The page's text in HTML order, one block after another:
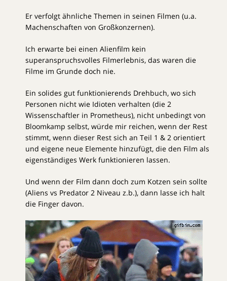
Er verfolgt ähnliche Themen in seinen Filmen (u.a.
Machenschaften von Großkonzernen).
Ich erwarte bei einen Alienfilm kein
superanspruchsvolles Filmerlebnis, das waren die
Filme im Grunde doch nie.
Ein solides gut funktionierends Drehbuch, wo sich
Personen nicht wie Idioten verhalten (die 2
Wissenschaftler in Prometheus), nicht unbedingt von
Bloomkamp selbst, würde mir reichen, wenn der Rest
stimmt, wenn dieser Rest sich an Teil 1 & 2 orientiert
und eigene neue Elemente hinzufügt, die den Film als
eigenständiges Werk funktionieren lassen.
Und wenn der Film dann doch zum Kotzen sein sollte
(Aliens vs Predator 2 Niveau z.b.), dann lasse ich halt
die Finger davon.